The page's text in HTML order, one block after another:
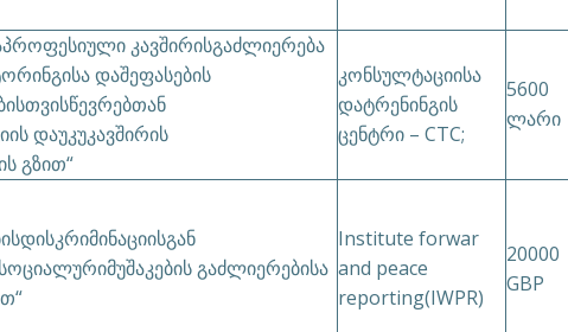
კავშირისგაძლიერება
დაშეფასების
დაუკუკავშირის
გზით“
კონსულტაციისა
დატრენინგის
ცენტრი – CTC;
5600
ლარი
გაძლიერებისა
Institute forwar
and peace
reporting(IWPR)
20000
GBP